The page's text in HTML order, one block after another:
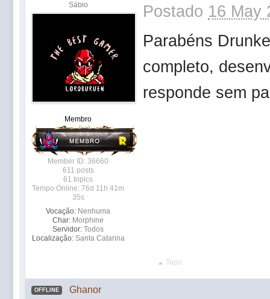
Sábio
Membro
Member ID: 36660
611 posts
61 topics
Tempo Online: 76d 11h 41m
35s
Vocação: Nenhuma
Char: Morphine
Servidor: Todos
Localização: Santa Catarina
Postado 16 May
Parabéns
completo,
responde sem
Topo
OFFLINE Ghanor